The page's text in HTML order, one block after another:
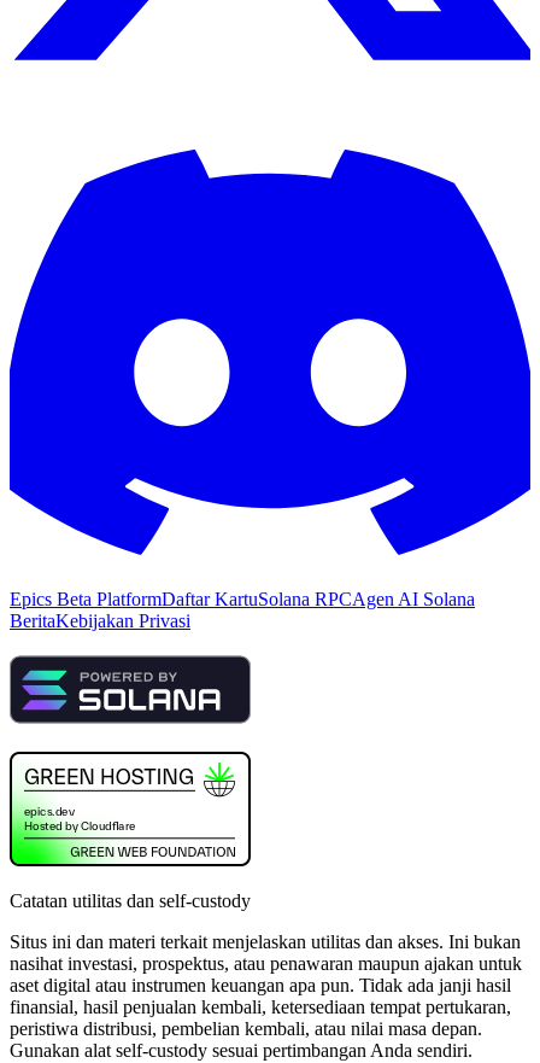
Epics Beta PlatformDaftar KartuSolana RPCAgen AI Solana
BeritaKebijakan Privasi
Catatan utilitas dan self-custody
Situs ini dan materi terkait menjelaskan utilitas dan akses. Ini bukan
nasihat investasi, prospektus, atau penawaran maupun ajakan untuk
aset digital atau instrumen keuangan apa pun. Tidak ada janji hasil
finansial, hasil penjualan kembali, ketersediaan tempat pertukaran,
peristiwa distribusi, pembelian kembali, atau nilai masa depan.
Gunakan alat self-custody sesuai pertimbangan Anda sendiri.